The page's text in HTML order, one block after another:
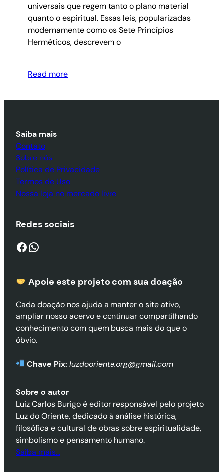
universais que regem tanto o plano material
quanto o espiritual. Essas leis, popularizadas
modernamente como os Sete Princípios
Herméticos, descrevem o
Read more
Saiba mais
Contato
Sobre nós
Política de Privacidade
Termos de Uso
Nossa loja no mercado livre
Redes sociais
Facebook WhatsApp
Apoie este projeto com sua doação
Cada doação nos ajuda a manter o site ativo,
ampliar nosso acervo e continuar compartilhando
conhecimento com quem busca mais do que o
óbvio.
Chave Pix: luzdooriente.org@gmail.com
Sobre o autor
Luiz Carlos Burigo é editor responsável pelo projeto
Luz do Oriente, dedicado à análise histórica,
filosófica e cultural de obras sobre espiritualidade,
simbolismo e pensamento humano.
Saiba mais…